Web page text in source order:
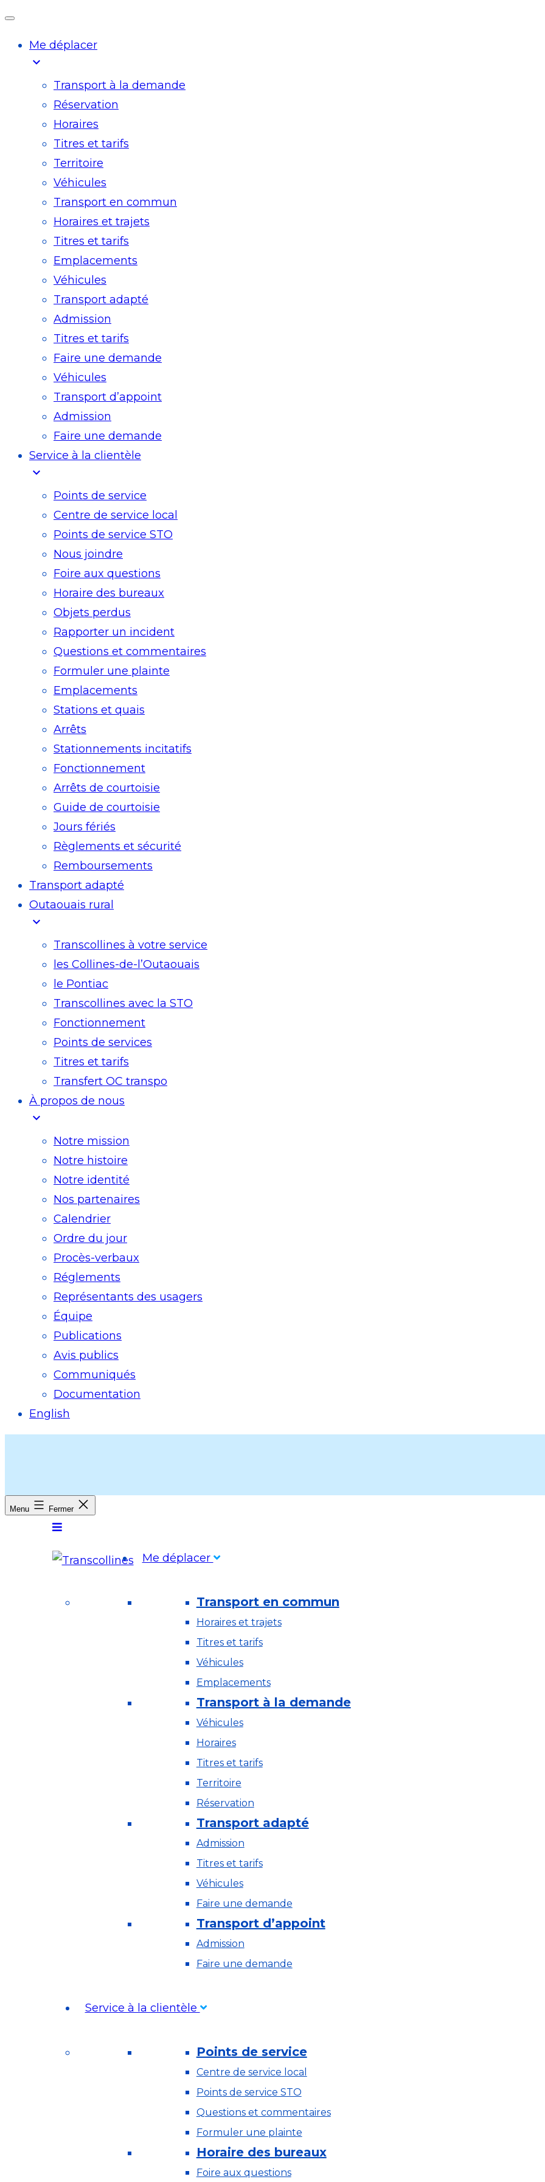
Me déplacer
expand_more
Transport à la demande
Réservation
Horaires
Titres et tarifs
Territoire
Véhicules
Transport en commun
Horaires et trajets
Titres et tarifs
Emplacements
Véhicules
Transport adapté
Admission
Titres et tarifs
Faire une demande
Véhicules
Transport d’appoint
Admission
Faire une demande
Service à la clientèle
expand_more
Points de service
Centre de service local
Points de service STO
Nous joindre
Foire aux questions
Horaire des bureaux
Objets perdus
Rapporter un incident
Questions et commentaires
Formuler une plainte
Emplacements
Stations et quais
Arrêts
Stationnements incitatifs​
Fonctionnement
Arrêts de courtoisie​
Guide de courtoisie
Jours fériés
Règlements et sécurité
Remboursements
Transport adapté
Outaouais rural
expand_more
Transcollines à votre service​
les Collines-de-l’Outaouais​
le Pontiac​
Transcollines avec la STO
Fonctionnement
Points de services
Titres et tarifs
Transfert OC transpo
À propos de nous
expand_more
Notre mission
Notre histoire
Notre identité
Nos partenaires
Calendrier
Ordre du jour
Procès-verbaux
Réglements
Représentants des usagers
Équipe
Publications
Avis publics
Communiqués
Documentation
English
Menu Fermer
Me déplacer
Transport en commun
Horaires et trajets
Titres et tarifs
Véhicules
Emplacements
Transport à la demande
Véhicules
Horaires
Titres et tarifs
Territoire
Réservation
Transport adapté
Admission
Titres et tarifs
Véhicules
Faire une demande
Transport d’appoint
Admission
Faire une demande
Service à la clientèle
Points de service
Centre de service local
Points de service STO
Questions et commentaires
Formuler une plainte
Horaire des bureaux
Foire aux questions